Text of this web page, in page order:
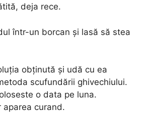
deja rece.
într-un borcan și lasă să stea
obținută și udă cu ea
scufundării ghivechiului.
o data pe luna.
aparea curand.